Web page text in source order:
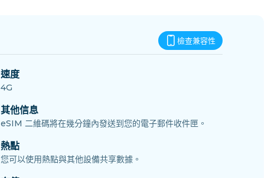
檢查兼容性
速度
4G
其他信息
eSIM 二維碼將在幾分鐘內發送到您的電子郵件收件匣。
熱點
您可以使用熱點與其他設備共享數據。